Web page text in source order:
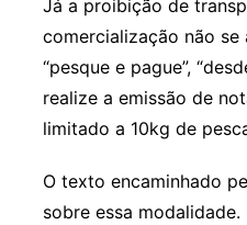
Já a proibição de
comercialização não
“pesque e pague”,
realize a emissão de
limitado a 10kg de
O texto encaminhado
sobre essa modalidade.